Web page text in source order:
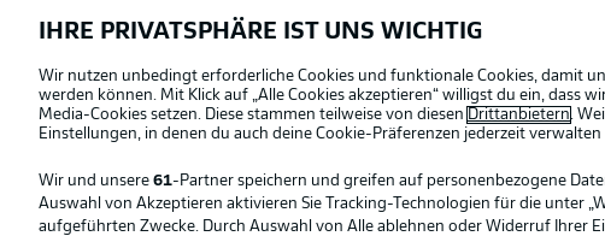
Offizielle Partner
IHRE PRIVATSPHÄRE IST UNS WICHTIG
Wir nutzen unbedingt erforderliche Cookies und funktionale Cookies, damit
werden können. Mit Klick auf „Alle Cookies akzeptieren“ willigst du ein, dass
Media-Cookies setzen. Diese stammen teilweise von diesen Drittanbietern.
Einstellungen, in denen du auch deine Cookie-Präferenzen jederzeit verwalten
Wir und unsere 61-Partner speichern und greifen auf personenbezogene
Auswahl von Akzeptieren aktivieren Sie Tracking-Technologien für die unter
aufgeführten Zwecke. Durch Auswahl von Alle ablehnen oder Widerruf Ihrer